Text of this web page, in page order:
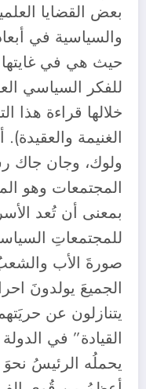
بعض القضايا
والسياسية في
حيث هي في غايتها
للفكر السياسي
خلالها قراءة هذا
الغنيمة
ولوك، وجان جاك
المجتمعات وهو
بمعنى أن تُعد
للمجتمعاتِ
صورةَ الأب
الجميعَ يولدونَ
يتنازلون عن
القيادة” في
يحملُه الرئيسُ نحوَ